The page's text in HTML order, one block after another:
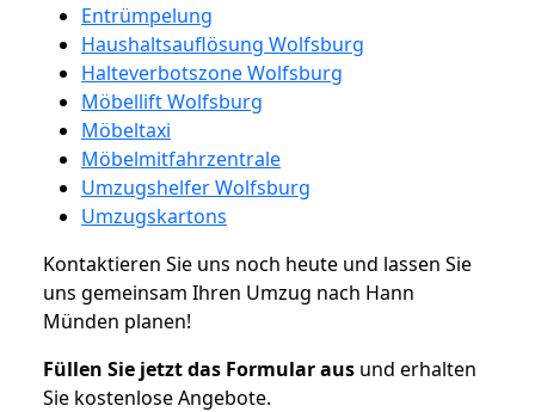
Entrümpelung
Haushaltsauflösung Wolfsburg
Halteverbotszone Wolfsburg
Möbellift Wolfsburg
Möbeltaxi
Möbelmitfahrzentrale
Umzugshelfer Wolfsburg
Umzugskartons
Kontaktieren Sie uns noch heute und lassen Sie
uns gemeinsam Ihren Umzug nach Hann
Münden planen!
Füllen Sie jetzt das Formular aus und erhalten
Sie kostenlose Angebote.